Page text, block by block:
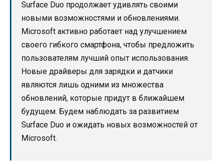
Surface Duo продолжает удивлять своими
новыми возможностями и обновлениями.
Microsoft активно работает над улучшением
своего гибкого смартфона, чтобы предложить
пользователям лучший опыт использования.
Новые драйверы для зарядки и датчики
являются лишь одними из множества
обновлений, которые придут в ближайшем
будущем. Будем наблюдать за развитием
Surface Duo и ожидать новых возможностей от
Microsoft.